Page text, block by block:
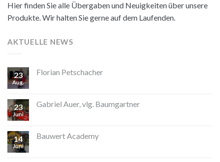
Hier finden Sie alle Übergaben und Neuigkeiten über unsere
Produkte. Wir halten Sie gerne auf dem Laufenden.
AKTUELLE NEWS
23
Aug.
Florian Petschacher
23
Juni
Gabriel Auer, vlg. Baumgartner
14
Juni
Bauwert Academy